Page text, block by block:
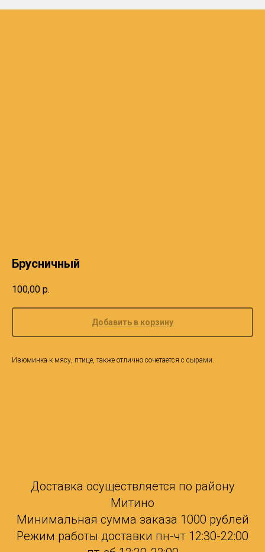
Брусничный
100,00 р.
Добавить в корзину
Изюминка к мясу, птице, также отлично сочетается с сырами.
Доставка осуществляется по району
Митино
Минимальная сумма заказа 1000 рублей
Режим работы доставки пн-чт 12:30-22:00